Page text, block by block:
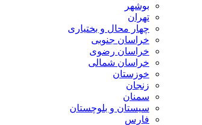
بوشهر
تهران
چهار محال و بختیاری
خراسان جنوبی
خراسان رضوی
خراسان شمالی
خوزستان
زنجان
سمنان
سیستان و بلوچستان
فارس